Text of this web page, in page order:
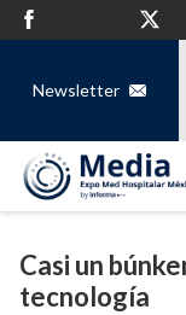
Newsletter
Casi un
tecnología